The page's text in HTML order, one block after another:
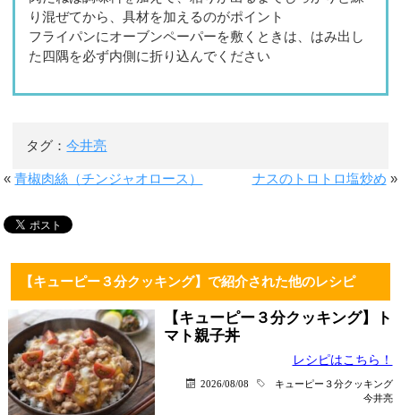
り混ぜてから、具材を加えるのがポイント
フライパンにオーブンペーパーを敷くときは、はみ出し
た四隅を必ず内側に折り込んでください
タグ：今井亮
«青椒肉絲（チンジャオロース） ナスのトロトロ塩炒め »
【キューピー３分クッキング】で紹介された他のレシピ
【キューピー３分クッキング】ト
マト親子丼
レシピはこちら！
2026/08/08
キューピー３分クッキング
今井亮